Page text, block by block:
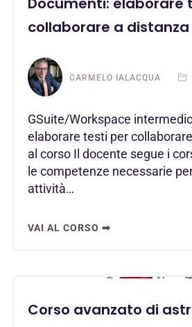
collaborare a distanza
CARMELO IALACQUA
GSuite/Workspace
elaborare testi per
al corso Il docente segue i
le competenze necessarie
attività…
VAI AL CORSO ➡
Corso avanzato di